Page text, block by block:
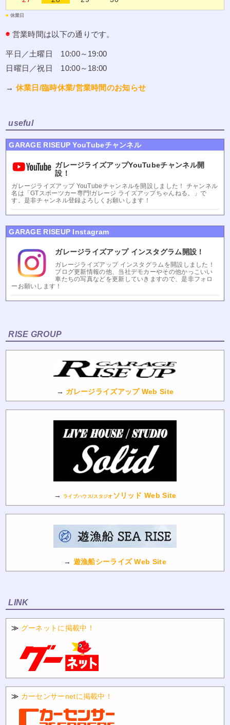
■ 休業日
◉ 営業時間は以下の通りです。
平日／土曜日 10:00～19:00
日曜日／祝日 10:00～18:00
→ 休業日/臨時休業/営業時間のお知らせ
useful
GARAGE RISEUP YouTubeチャンネル
ガレージライズアップYouTubeチャンネル開
設！
ガレージライズアップ YouTubeチャンネルを開設しました！ チャンネル
名は「GTスポーツカー専門!ガレージ ライズアップちゃんねる。」で
す。是非チャンネル登録よろしくお願いします！
GARAGE RISEUP Instagram
ガレージライズアップ インスタグラム開設！
ガレージライズアップ インスタグラムを開設しました！
ブログ更新情報の他、当社デモカーやその他かっこいい
車たちの写真などを更新していきますので、是非フォロ
ーお願いします！
RISE GROUP
→ ガレージライズアップ Web Site
→ ライブハウス/スタジオ ソリッド Web Site
→ 遊漁船シーライズ Web Site
LINK
≫ グーネットに掲載中！
≫ カーセンサーnetに掲載中！